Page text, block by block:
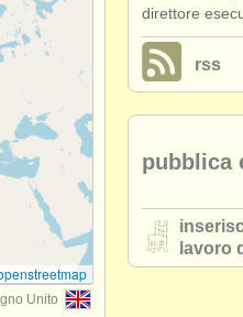
pubblicato
• scadenza
stato (a-z)
Unito
direttore
rss
pubblica
lavoro